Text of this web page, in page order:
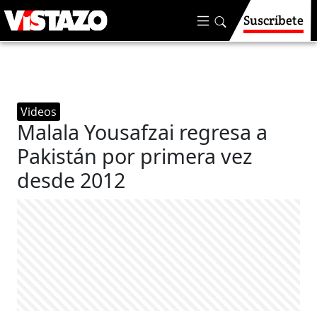
Suscríbete
Videos
Malala Yousafzai regresa a
Pakistán por primera vez
desde 2012